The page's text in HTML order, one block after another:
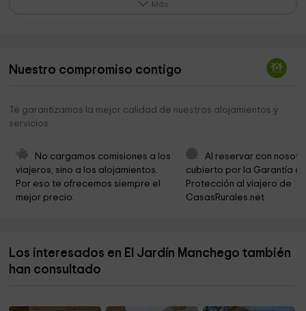
Ayuntamiento de Sisante 7,7 km
Cementerio
Parroquia de Santa Catalina
Ermita del Santo Cristo de la Fe
Ermita de la Concepción 8,2 km
Museo del Humor 8,4 km
Más
Nuestro compromiso contigo
Te garantizamos la mejor calidad de nuestros alojamientos y
servicios
No cargamos comisiones a los
viajeros, sino a los alojamientos.
Por eso te ofrecemos siempre el
mejor precio.
Al reservar con
cubierto por la Garantía
Protección al viajero de
CasasRurales.net
Los interesados en El Jardín Manchego también
han consultado